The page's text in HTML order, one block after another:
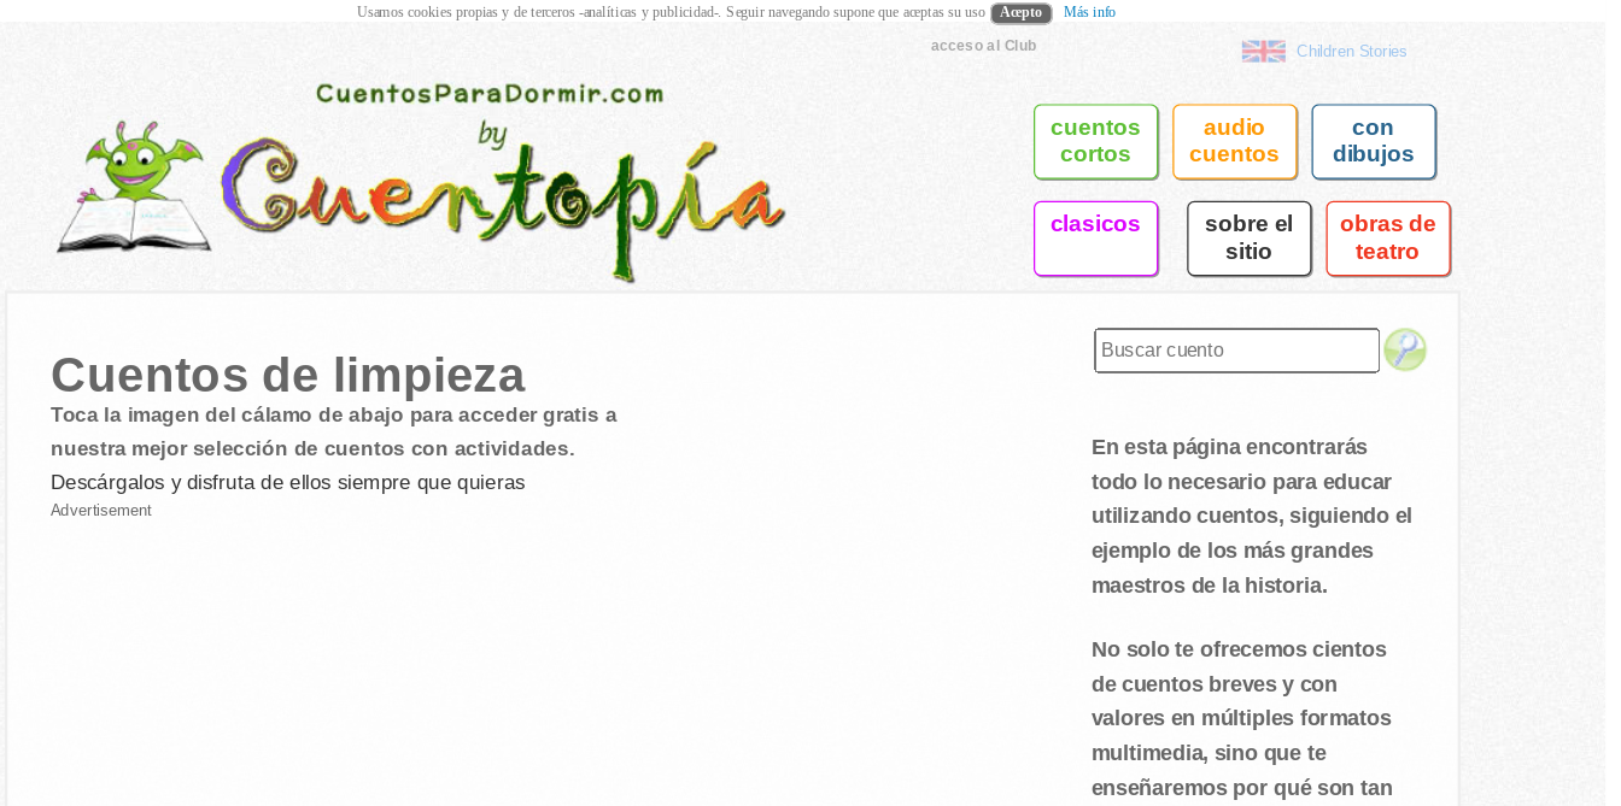
acceso al Club Children Stories
cuentos
cortos
audio
cuentos
con
dibujos
clasicos sobre el
sitio
obras de
teatro
Cuentos de limpieza
Toca la imagen del cálamo de abajo para acceder gratis a
nuestra mejor selección de cuentos con actividades.
Descárgalos y disfruta de ellos siempre que quieras
Advertisement
En esta página encontrarás
todo lo necesario para educar
utilizando cuentos, siguiendo el
ejemplo de los más grandes
maestros de la historia.
No solo te ofrecemos cientos
de cuentos breves y con
valores en múltiples formatos
multimedia, sino que te
enseñaremos por qué son tan
Usamos cookies propias y de terceros -analíticas y publicidad-. Seguir navegando supone que aceptas su uso Acepto Más info